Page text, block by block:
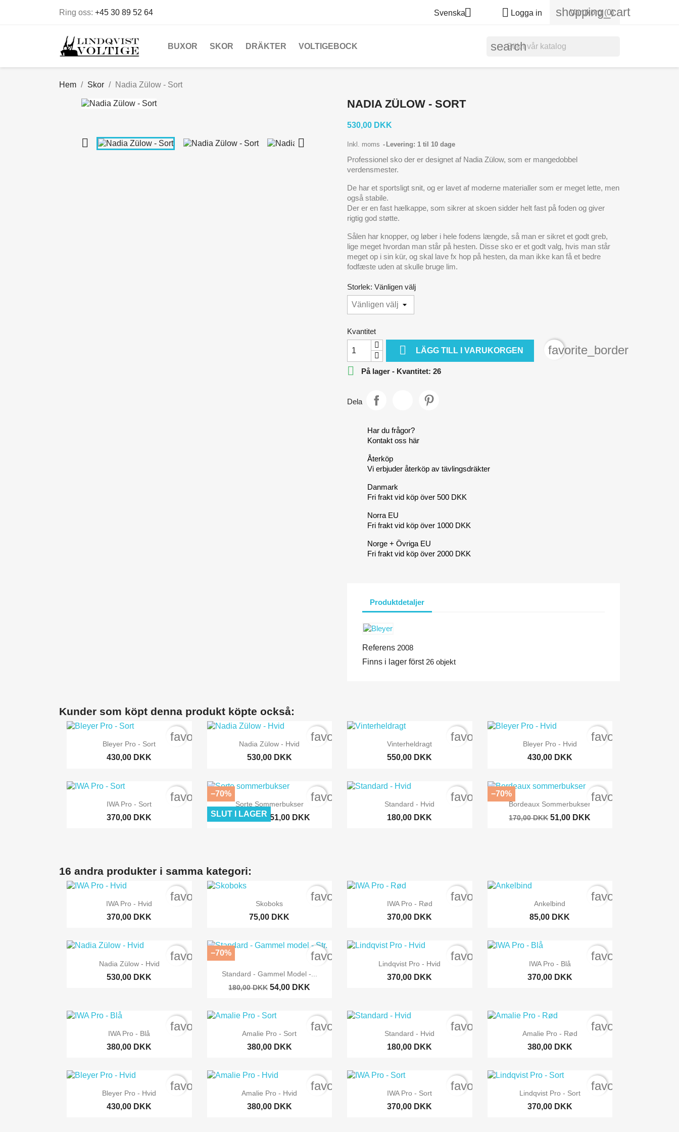
Ring oss: +45 30 89 52 64 Svenska  Logga in shopping_cart
Varukorg (0)
BUXOR SKOR DRÄKTER VOLTIGEBOCK search
Hem Skor Nadia Zülow - Sort
 
NADIA ZÜLOW - SORT
530,00 DKK
Inkl. moms Levering: 1 til 10 dage
Professionel sko der er designet af Nadia Zülow, som er mangedobbel
verdensmester.
De har et sportsligt snit, og er lavet af moderne materialler som er meget lette, men
også stabile.
Der er en fast hælkappe, som sikrer at skoen sidder helt fast på foden og giver
rigtig god støtte.
Sålen har knopper, og løber i hele fodens længde, så man er sikret et godt greb,
lige meget hvordan man står på hesten. Disse sko er et godt valg, hvis man står
meget op i sin kür, og skal lave fx hop på hesten, da man ikke kan få et bedre
fodfæste uden at skulle bruge lim.
Storlek: Vänligen välj
Kvantitet
 LÄGG TILL I VARUKORGEN
favorite_border

På lager - Kvantitet: 26
Dela
Har du frågor?
Kontakt oss här
Återköp
Vi erbjuder återköp av tävlingsdräkter
Danmark
Fri frakt vid köp över 500 DKK
Norra EU
Fri frakt vid köp över 1000 DKK
Norge + Övriga EU
Fri frakt vid köp över 2000 DKK
Produktdetaljer
Referens 2008
Finns i lager först 26 objekt
Kunder som köpt denna produkt köpte också:
 Snabbvy
Bleyer Pro - Sort
430,00 DKK
favorite_border  Snabbvy
Nadia Zülow - Hvid
530,00 DKK
favorite_border  Snabbvy
Vinterheldragt
550,00 DKK
favorite_border  Snabbvy
Bleyer Pro - Hvid
430,00 DKK
favorite_border
 Snabbvy
IWA Pro - Sort
370,00 DKK
favorite_border  Snabbvy
Sorte Sommerbukser
170,00 DKK 51,00 DKK
−70%
SLUT I LAGER
favorite_border  Snabbvy
Standard - Hvid
180,00 DKK
favorite_border  Snabbvy
Bordeaux Sommerbukser
170,00 DKK 51,00 DKK
−70% favorite_border
16 andra produkter i samma kategori:
 Snabbvy
IWA Pro - Hvid
370,00 DKK
favorite_border Snabbvy
Skoboks
75,00 DKK
favorite_border  Snabbvy
IWA Pro - Rød
370,00 DKK
favorite_border  Snabbvy
Ankelbind
85,00 DKK
favorite_border
 Snabbvy
Nadia Zülow - Hvid
530,00 DKK
favorite_border
 Snabbvy
Standard - Gammel Model -...
180,00 DKK 54,00 DKK
−70% favorite_border  Snabbvy
Lindqvist Pro - Hvid
370,00 DKK
favorite_border  Snabbvy
IWA Pro - Blå
370,00 DKK
favorite_border
 Snabbvy
IWA Pro - Blå
380,00 DKK
favorite_border  Snabbvy
Amalie Pro - Sort
380,00 DKK
favorite_border  Snabbvy
Standard - Hvid
180,00 DKK
favorite_border  Snabbvy
Amalie Pro - Rød
380,00 DKK
favorite_border
 Snabbvy
Bleyer Pro - Hvid
430,00 DKK
favorite_border  Snabbvy
Amalie Pro - Hvid
380,00 DKK
favorite_border  Snabbvy
IWA Pro - Sort
370,00 DKK
favorite_border  Snabbvy
Lindqvist Pro - Sort
370,00 DKK
favorite_border